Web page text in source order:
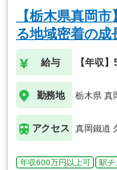
【栃木県真岡
る地域密着の成
給与 【年収
勤務地 栃木県 真
アクセス 真岡鐵道
年収600万円以上可 駅チ